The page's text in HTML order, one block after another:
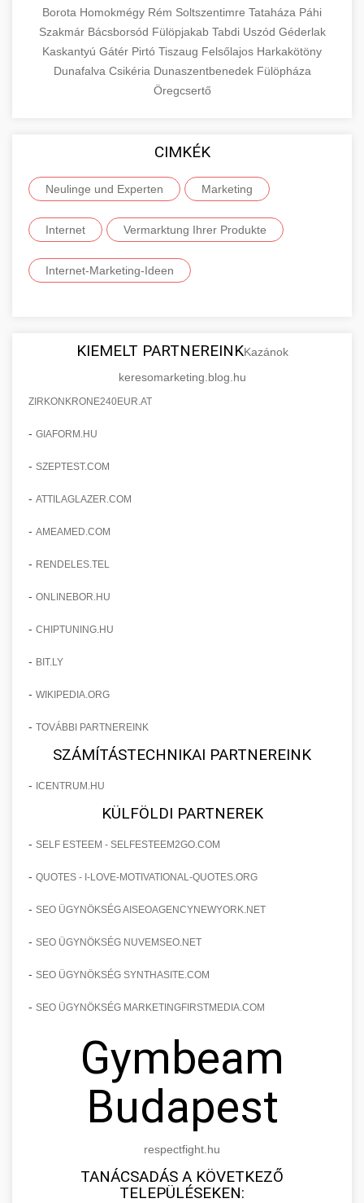
Borota Homokmégy Rém Soltszentimre Tataháza Páhi
Szakmár Bácsborsód Fülöpjakab Tabdi Uszód Géderlak
Kaskantyú Gátér Pirtó Tiszaug Felsőlajos Harkakötöny
Dunafalva Csikéria Dunaszentbenedek Fülöpháza
Öregcsertő
CIMKÉK
Neulinge und Experten Marketing
Internet Vermarktung Ihrer Produkte
Internet-Marketing-Ideen
KIEMELT PARTNEREINKKazánok
keresomarketing.blog.hu
ZIRKONKRONE240EUR.AT
- GIAFORM.HU
- SZEPTEST.COM
- ATTILAGLAZER.COM
- AMEAMED.COM
- RENDELES.TEL
- ONLINEBOR.HU
- CHIPTUNING.HU
- BIT.LY
- WIKIPEDIA.ORG
- TOVÁBBI PARTNEREINK
SZÁMÍTÁSTECHNIKAI PARTNEREINK
- ICENTRUM.HU
KÜLFÖLDI PARTNEREK
- SELF ESTEEM - SELFESTEEM2GO.COM
- QUOTES - I-LOVE-MOTIVATIONAL-QUOTES.ORG
- SEO ÜGYNÖKSÉG AISEOAGENCYNEWYORK.NET
- SEO ÜGYNÖKSÉG NUVEMSEO.NET
- SEO ÜGYNÖKSÉG SYNTHASITE.COM
- SEO ÜGYNÖKSÉG MARKETINGFIRSTMEDIA.COM
Gymbeam
Budapest
respectfight.hu
TANÁCSADÁS A KÖVETKEZŐ
TELEPÜLÉSEKEN: